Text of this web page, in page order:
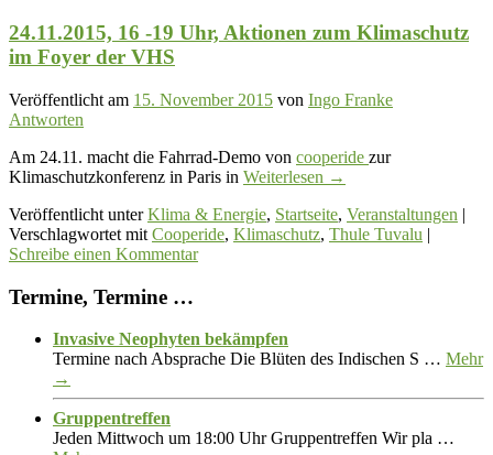
24.11.2015, 16 -19 Uhr, Aktionen zum Klimaschutz
im Foyer der VHS
Veröffentlicht am 15. November 2015 von Ingo Franke
Antworten
Am 24.11. macht die Fahrrad-Demo von cooperide zur
Klimaschutzkonferenz in Paris in Weiterlesen →
Veröffentlicht unter Klima & Energie, Startseite, Veranstaltungen |
Verschlagwortet mit Cooperide, Klimaschutz, Thule Tuvalu |
Schreibe einen Kommentar
Termine, Termine …
Invasive Neophyten bekämpfen
Termine nach Absprache Die Blüten des Indischen S … Mehr
→
Gruppentreffen
Jeden Mittwoch um 18:00 Uhr Gruppentreffen Wir pla …